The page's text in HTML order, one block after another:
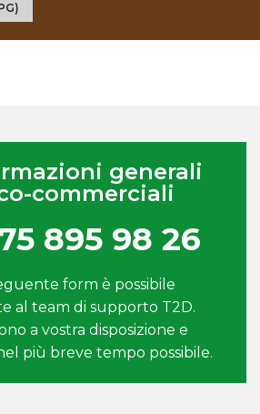
generali
commerciali
895 98 26
form è possibile
al team di supporto T2D.
a vostra disposizione e
più breve tempo possibile.